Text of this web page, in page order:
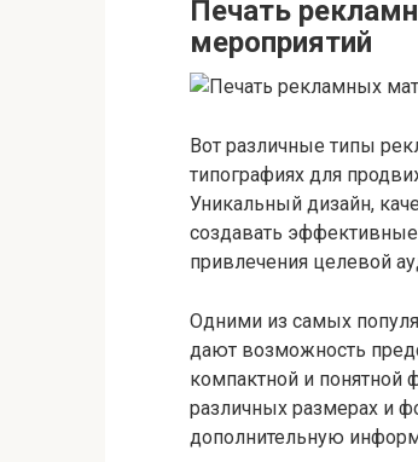
Печать
мероприятий
Вот различные типы
типографиях для
Уникальный дизайн,
создавать
привлечения целевой
Одними из самых
дают возможность
компактной и
различных размерах и
дополнительную